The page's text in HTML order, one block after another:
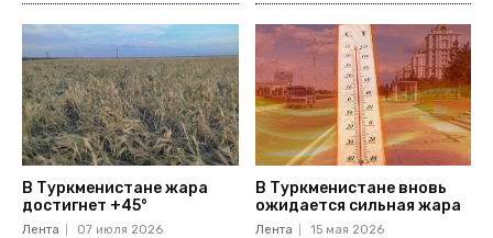
В Туркменистане жара
достигнет +45°
Лента 07 июля 2026
В Туркменистане вновь
ожидается сильная жара
Лента 15 мая 2026